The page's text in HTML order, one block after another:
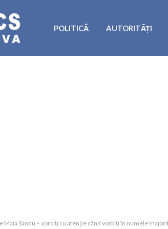
POLITICĂ AUTORITĂȚI
Maia Sandu – vorbiți cu atenție când vorbiți în numele